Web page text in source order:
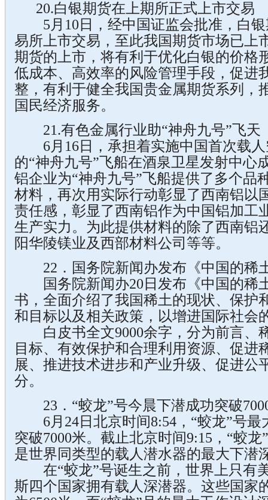
20.白银期货在上期所正式上市交易
5月10日，经中国证监会批准，白银
易所上市交易，至此我国期货市场已上
期货的上市，将有利于优化白银的价格
低成本、高效率的风险管理手段，促进
整，有利于健全我国贵金属期货系列，
国民经济服务。
21.有色金属行业助“神舟九号”飞天
6月16日，承担着实施中国首次载人
的“神舟九号”飞船在酒泉卫星发射中心
铝企业为“神舟九号”飞船提供了多个品
材料，再次用实际行动彰显了西南铝以
责任感，彰显了西南铝作为中国铝加工
生产实力。为此提供材料的除了西南铝
阳华陵镁业及西部材料公司等等。
22．国务院新闻办发布《中国的稀
国务院新闻办20日发布《中国的稀
书，全面介绍了我国稀土的现状、保护
和目标以及相关政策，以增进国际社会
白皮书全文9000余字，分为前言、
目标、有效保护和合理利用资源、促进
展、推进技术进步和产业升级、促进公
分。
23．“蛟龙”号今晨下潜成功突破
6月24日北京时间8:54，“蛟龙”号最
突破7000米。截止北京时间9:15，“蛟
是世界同类型的载人潜水器的最大下潜
在“蛟龙”号诞生之前，世界上只有
斯四个国家拥有载人深潜器。这些国家